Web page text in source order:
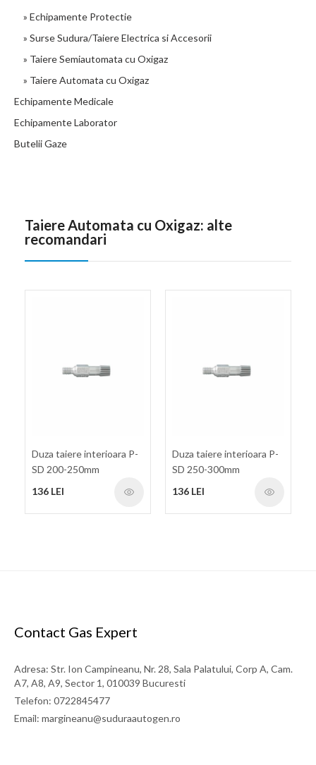
» Echipamente Protectie
» Surse Sudura/Taiere Electrica si Accesorii
» Taiere Semiautomata cu Oxigaz
» Taiere Automata cu Oxigaz
Echipamente Medicale
Echipamente Laborator
Butelii Gaze
Taiere Automata cu Oxigaz: alte
recomandari
Duza taiere interioara P-
SD 200-250mm
136 LEI
Duza taiere interioara P-
SD 250-300mm
136 LEI
Contact Gas Expert
Adresa: Str. Ion Campineanu, Nr. 28, Sala Palatului, Corp A, Cam.
A7, A8, A9, Sector 1, 010039 Bucuresti
Telefon: 0722845477
Email: margineanu@suduraautogen.ro